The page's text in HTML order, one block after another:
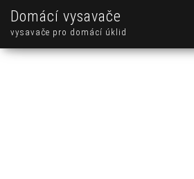
Domácí vysavače
vysavače pro domácí úklid